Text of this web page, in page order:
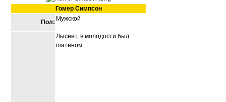
Гомер Симпсон
Пол: Мужской
Лысеет, в молодости был
шатеном